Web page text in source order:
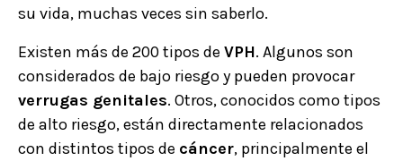
su vida, muchas veces sin saberlo.
Existen más de 200 tipos de VPH. Algunos son
considerados de bajo riesgo y pueden provocar
verrugas genitales. Otros, conocidos como tipos
de alto riesgo, están directamente relacionados
con distintos tipos de cáncer, principalmente el